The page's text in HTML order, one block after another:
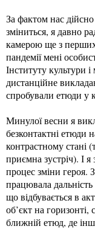
За фактом нас
зміниться, я давно
камерою ще з перших
пандемії мені
Інституту культури
дистанційне
спробували етюди у
Минулої весни я
безконтактні етюди
контрастному стані
приємна зустріч). І
процес зміни героя.
працювала
що відбувається в
об’єкт на
ближній етюд, де